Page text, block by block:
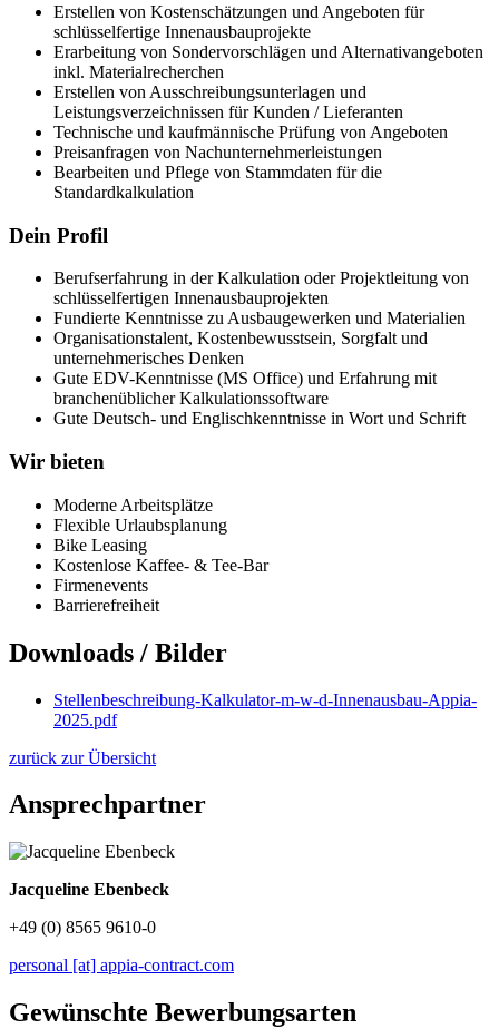
Erstellen von Kostenschätzungen und Angeboten für
schlüsselfertige Innenausbauprojekte
Erarbeitung von Sondervorschlägen und Alternativangeboten
inkl. Materialrecherchen
Erstellen von Ausschreibungsunterlagen und
Leistungsverzeichnissen für Kunden / Lieferanten
Technische und kaufmännische Prüfung von Angeboten
Preisanfragen von Nachunternehmerleistungen
Bearbeiten und Pflege von Stammdaten für die
Standardkalkulation
Dein Profil
Berufserfahrung in der Kalkulation oder Projektleitung von
schlüsselfertigen Innenausbauprojekten
Fundierte Kenntnisse zu Ausbaugewerken und Materialien
Organisationstalent, Kostenbewusstsein, Sorgfalt und
unternehmerisches Denken
Gute EDV-Kenntnisse (MS Office) und Erfahrung mit
branchenüblicher Kalkulationssoftware
Gute Deutsch- und Englischkenntnisse in Wort und Schrift
Wir bieten
Moderne Arbeitsplätze
Flexible Urlaubsplanung
Bike Leasing
Kostenlose Kaffee- & Tee-Bar
Firmenevents
Barrierefreiheit
Downloads / Bilder
Stellenbeschreibung-Kalkulator-m-w-d-Innenausbau-Appia-
2025.pdf
zurück zur Übersicht
Ansprechpartner
Jacqueline Ebenbeck
+49 (0) 8565 9610-0
personal [at] appia-contract.com
Gewünschte Bewerbungsarten